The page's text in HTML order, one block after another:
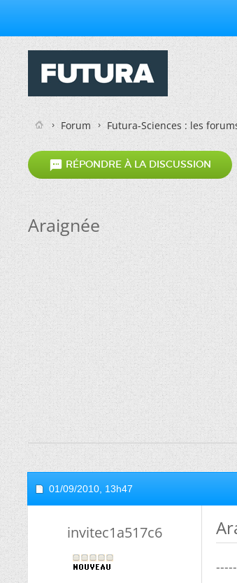
Forum Futura-Sciences : les
 RÉPONDRE À LA DISCUSSION
Araignée
01/09/2010, 13h47
invitec1a517c6